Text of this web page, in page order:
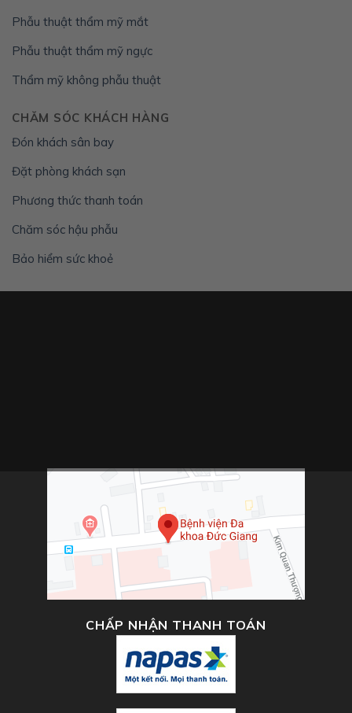
Phẫu thuật thẩm mỹ mắt
Phẫu thuật thẩm mỹ ngực
Thẩm mỹ không phẫu thuật
CHĂM SÓC KHÁCH HÀNG
Đón khách sân bay
Đặt phòng khách sạn
Phương thức thanh toán
Chăm sóc hậu phẫu
Bảo hiểm sức khoẻ
CHẤP NHẬN THANH TOÁN